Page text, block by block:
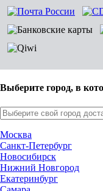
Выберите город, в
Москва
Санкт-Петербург
Новосибирск
Нижний Новгород
Екатеринбург